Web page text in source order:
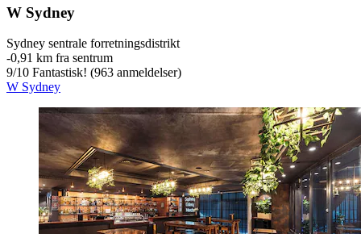
W Sydney
Sydney sentrale forretningsdistrikt
‐0,91 km fra sentrum
9/10 Fantastisk! (963 anmeldelser)
W Sydney